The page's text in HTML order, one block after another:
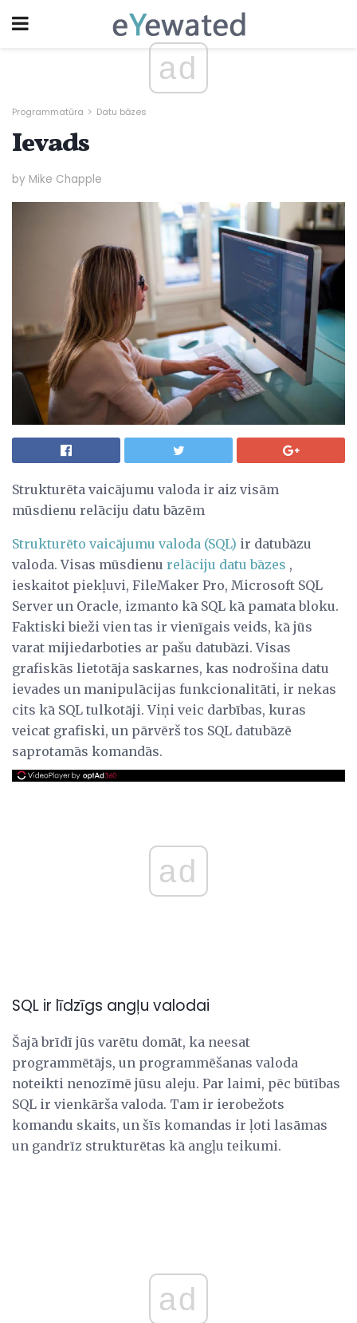
ad
Programmatūra Datu bāzes
Ievads
by Mike Chapple
Strukturēta vaicājumu valoda ir aiz visām
mūsdienu relāciju datu bāzēm
Strukturēto vaicājumu valoda (SQL) ir datubāzu
valoda. Visas mūsdienu relāciju datu bāzes ,
ieskaitot piekļuvi, FileMaker Pro, Microsoft SQL
Server un Oracle, izmanto kā SQL kā pamata bloku.
Faktiski bieži vien tas ir vienīgais veids, kā jūs
varat mijiedarboties ar pašu datubāzi. Visas
grafiskās lietotāja saskarnes, kas nodrošina datu
ievades un manipulācijas funkcionalitāti, ir nekas
cits kā SQL tulkotāji. Viņi veic darbības, kuras
veicat grafiski, un pārvērš tos SQL datubāzē
saprotamās komandās.
ad
SQL ir līdzīgs angļu valodai
Šajā brīdī jūs varētu domāt, ka neesat
programmētājs, un programmēšanas valoda
noteikti nenozīmē jūsu aleju. Par laimi, pēc būtības
SQL ir vienkārša valoda. Tam ir ierobežots
komandu skaits, un šīs komandas ir ļoti lasāmas
un gandrīz strukturētas kā angļu teikumi.
ad